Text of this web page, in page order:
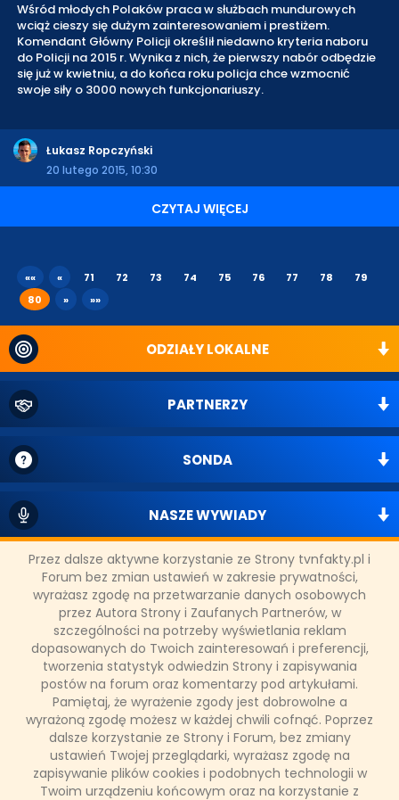
Przez dalsze aktywne korzystanie ze Strony tvnfakty.pl i
Forum bez zmian ustawień w zakresie prywatności,
wyrażasz zgodę na przetwarzanie danych osobowych
przez Autora Strony i Zaufanych Partnerów, w
szczególności na potrzeby wyświetlania reklam
dopasowanych do Twoich zainteresowań i preferencji,
tworzenia statystyk odwiedzin Strony i zapisywania
postów na forum oraz komentarzy pod artykułami.
Pamiętaj, że wyrażenie zgody jest dobrowolne a
wyrażoną zgodę możesz w każdej chwili cofnąć. Poprzez
dalsze korzystanie ze Strony i Forum, bez zmiany
ustawień Twojej przeglądarki, wyrażasz zgodę na
zapisywanie plików cookies i podobnych technologii w
Twoim urządzeniu końcowym oraz na korzystanie z
ODZIAŁY LOKALNE
PARTNERZY
SONDA
Wśród młodych Polaków praca w służbach mundurowych
wciąż cieszy się dużym zainteresowaniem i prestiżem.
Komendant Główny Policji określił niedawno kryteria naboru
do Policji na 2015 r. Wynika z nich, że pierwszy nabór odbędzie
się już w kwietniu, a do końca roku policja chce wzmocnić
swoje siły o 3000 nowych funkcjonariuszy.
Łukasz Ropczyński
20 lutego 2015, 10:30
CZYTAJ WIĘCEJ
«« « 71 72 73 74 75 76 77 78
79
80
» »»
NASZE WYWIADY
FAKTY TVN
WAŻNE RELACJE
Copyright © 2011 - 2026 by www.tvnfakty.pl| Wszystkie prawa
zastrzeżone.